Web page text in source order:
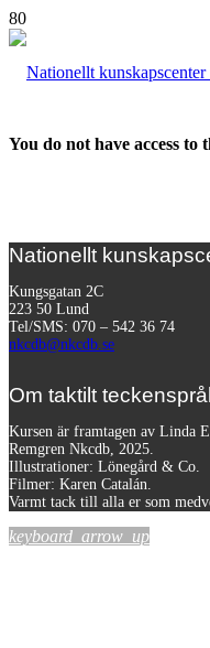
You do not have access to
Nationellt
Kungsgatan 2C
223 50 Lund
Tel/SMS: 070 – 542 36 74
nkcdb@nkcdb.se
Om taktilt
Kursen är framtagen av Linda
Remgren Nkcdb, 2025.
Illustrationer: Lönegård & Co.
Filmer: Karen Catalán.
Varmt tack till alla er som
keyboard_arrow_up